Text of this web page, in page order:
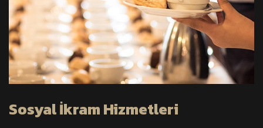
Sosyal İkram Hizmetleri